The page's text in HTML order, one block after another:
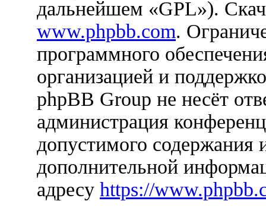
дальнейшем «GPL»).
www.phpbb.com.
программного
организацией и
phpBB Group не несёт
администрация
допустимого содержания
дополнительной
адресу https://